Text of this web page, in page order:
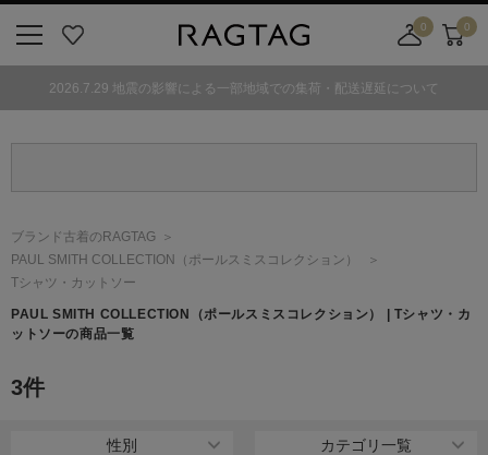
気
0
舗
カ
0
2026.7.29 地震の影響による一部地域での集荷・配送遅延について
ブランド古着のRAGTAG
PAUL SMITH COLLECTION
（ポールスミスコレクション）
Tシャツ・カットソー
PAUL SMITH COLLECTION （ポールスミスコレクション）
| Tシャツ・カ
ットソーの商品一覧
3件
性別 カテゴリ一覧